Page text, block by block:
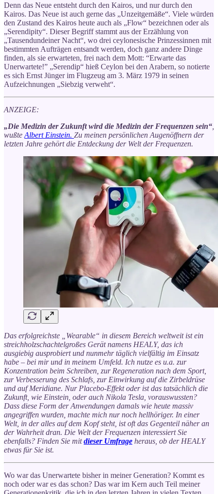
Denn das Neue entsteht durch den Kairos, und nur durch den
Kairos. Das Neue ist auch gerne das „Unzeitgemäße“. Viele würden
den Zustand des Kairos heute auch als „Flow“ bezeichnen oder als
„Serendipity“. Dieser Begriff stammt aus der Erzählung von
„Tausendundeiner Nacht“, wo drei ceylonesische Prinzessinnen mit
bestimmten Aufträgen entsandt werden, doch ganz andere Dinge
finden, als sie erwarteten, frei nach dem Mott: “Erwarte das
Unerwartete!” „Serendip“ hieß Ceylon bei den Arabern, so notierte
es sich Ernst Jünger im Flugzeug am 3. März 1979 in seinen
Aufzeichnungen „Siebzig verweht“.
ANZEIGE:
„Die Medizin der Zukunft wird die Medizin der Frequenzen sein“
wußte Albert Einstein. Zu meinen persönlichen Augenöffnern der
letzten Jahre gehört die Entdeckung der Welt der Frequenzen.
Das erfolgreichste „Wearable“ in diesem Bereich weltweit ist ein
streichholzschachtelgroßes Gerät namens HEALY, das ich
ausgiebig ausprobiert und nunmehr täglich vielfältig im Einsatz
habe – bei mir und in meinem Umfeld. Ich nutze es u.a. zur
Konzentration beim Schreiben, zur Regeneration nach dem Sport,
zur Verbesserung des Schlafs, zur Einwirkung auf die Zirbeldrüse
und auf Meridiane. Nur Placebo-Effekt oder ist das tatsächlich die
Zukunft, wie Einstein, oder auch Nikola Tesla, vorauswussten?
Dass diese Form der Anwendungen damals wie heute massiv
angegriffen wurden, machte mich nur noch hellhöriger. In einer
Welt, in der alles auf dem Kopf steht, ist oft das Gegenteil näher an
der Wahrheit dran. Die Welt der Frequenzen interessiert Sie
ebenfalls? Finden Sie mitdieser Umfrage heraus, ob der HEALY
etwas für Sie ist.
Wo war das Unerwartete bisher in meiner Generation? Kommt es
noch oder war es das schon? Das war im Kern auch Teil meiner